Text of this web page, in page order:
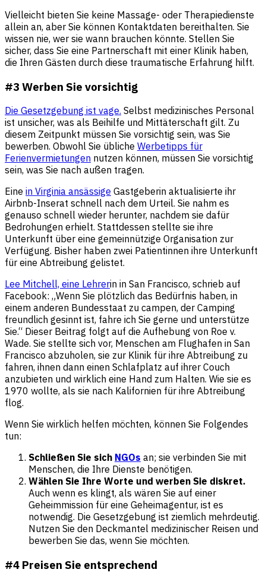
Vielleicht bieten Sie keine Massage- oder Therapiedienste
allein an, aber Sie können Kontaktdaten bereithalten. Sie
wissen nie, wer sie wann brauchen könnte. Stellen Sie
sicher, dass Sie eine Partnerschaft mit einer Klinik haben,
die Ihren Gästen durch diese traumatische Erfahrung hilft.
#3 Werben Sie vorsichtig
Die Gesetzgebung ist vage. Selbst medizinisches Personal
ist unsicher, was als Beihilfe und Mittäterschaft gilt. Zu
diesem Zeitpunkt müssen Sie vorsichtig sein, was Sie
bewerben. Obwohl Sie übliche Werbetipps für
Ferienvermietungen nutzen können, müssen Sie vorsichtig
sein, was Sie nach außen tragen.
Eine in Virginia ansässige Gastgeberin aktualisierte ihr
Airbnb-Inserat schnell nach dem Urteil. Sie nahm es
genauso schnell wieder herunter, nachdem sie dafür
Bedrohungen erhielt. Stattdessen stellte sie ihre
Unterkunft über eine gemeinnützige Organisation zur
Verfügung. Bisher haben zwei Patientinnen ihre Unterkunft
für eine Abtreibung gelistet.
Lee Mitchell, eine Lehrerin in San Francisco, schrieb auf
Facebook: „Wenn Sie plötzlich das Bedürfnis haben, in
einem anderen Bundesstaat zu campen, der Camping
freundlich gesinnt ist, fahre ich Sie gerne und unterstütze
Sie.“ Dieser Beitrag folgt auf die Aufhebung von Roe v.
Wade. Sie stellte sich vor, Menschen am Flughafen in San
Francisco abzuholen, sie zur Klinik für ihre Abtreibung zu
fahren, ihnen dann einen Schlafplatz auf ihrer Couch
anzubieten und wirklich eine Hand zum Halten. Wie sie es
1970 wollte, als sie nach Kalifornien für ihre Abtreibung
flog.
Wenn Sie wirklich helfen möchten, können Sie Folgendes
tun:
Schließen Sie sich NGOs an; sie verbinden Sie mit
Menschen, die Ihre Dienste benötigen.
Wählen Sie Ihre Worte und werben Sie diskret.
Auch wenn es klingt, als wären Sie auf einer
Geheimmission für eine Geheimagentur, ist es
notwendig. Die Gesetzgebung ist ziemlich mehrdeutig.
Nutzen Sie den Deckmantel medizinischer Reisen und
bewerben Sie das, wenn Sie möchten.
#4 Preisen Sie entsprechend